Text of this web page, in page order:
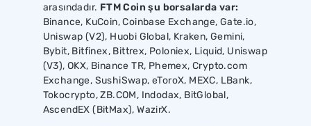
arasındadır. FTM Coin şu borsalarda var:
Binance, KuCoin, Coinbase Exchange, Gate.io,
Uniswap (V2), Huobi Global, Kraken, Gemini,
Bybit, Bitfinex, Bittrex, Poloniex, Liquid, Uniswap
(V3), OKX, Binance TR, Phemex, Crypto.com
Exchange, SushiSwap, eToroX, MEXC, LBank,
Tokocrypto, ZB.COM, Indodax, BitGlobal,
AscendEX (BitMax), WazirX.